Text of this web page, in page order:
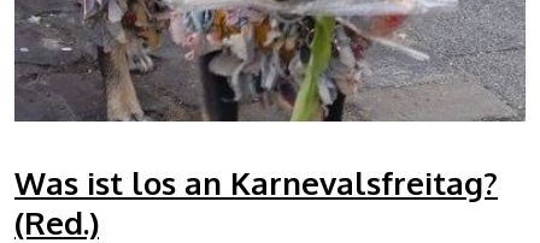
Was ist los an Karnevalsfreitag?
(Red.)